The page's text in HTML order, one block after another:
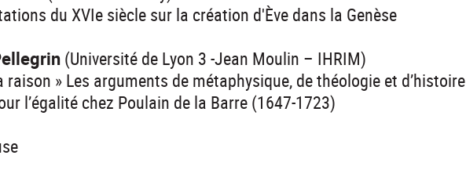
du XVIe siècle sur la création d'Ève dans la Genèse
(Université de Lyon 3 -Jean Moulin – IHRIM)
» Les arguments de métaphysique, de théologie et d’histoire
l’égalité chez Poulain de la Barre (1647-1723)